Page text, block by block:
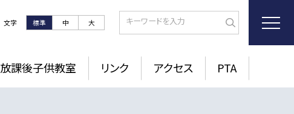
文字 標準 中 大
放課後子供教室 リンク アクセス PTA